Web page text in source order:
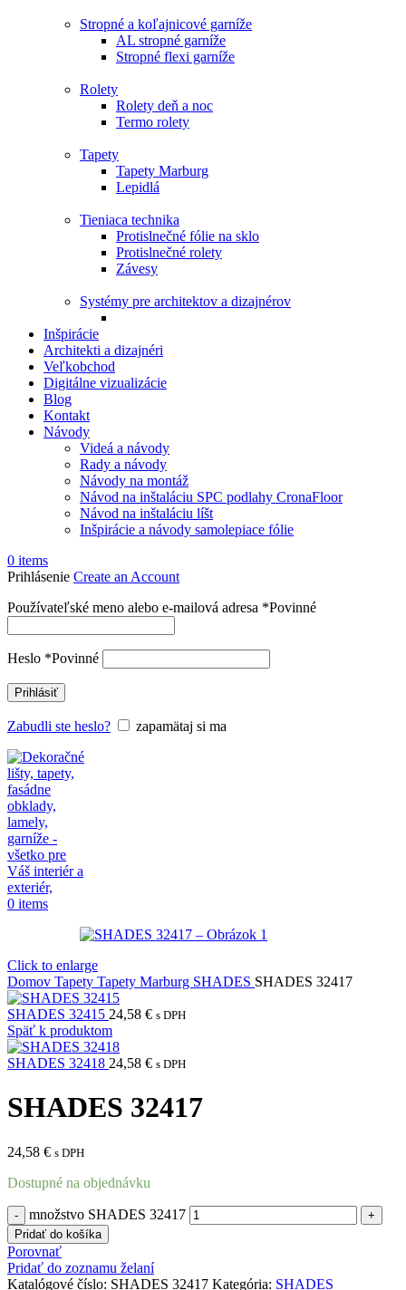
Stropné a koľajnicové garníže
AL stropné garníže
Stropné flexi garníže
Rolety
Rolety deň a noc
Termo rolety
Tapety
Tapety Marburg
Lepidlá
Tieniaca technika
Protislnečné fólie na sklo
Protislnečné rolety
Závesy
Systémy pre architektov a dizajnérov
Inšpirácie
Architekti a dizajnéri
Veľkobchod
Digitálne vizualizácie
Blog
Kontakt
Návody
Videá a návody
Rady a návody
Návody na montáž
Návod na inštaláciu SPC podlahy CronaFloor
Návod na inštaláciu líšt
Inšpirácie a návody samolepiace fólie
0 items
Prihlásenie Create an Account
Používateľské meno alebo e-mailová adresa *Povinné
Heslo *Povinné
Prihlásiť
Zabudli ste heslo? zapamätaj si ma
0 items
Click to enlarge
Domov Tapety Tapety Marburg SHADES SHADES 32417
SHADES 32415 24,58 € s DPH
Späť k produktom
SHADES 32418 24,58 € s DPH
SHADES 32417
24,58 € s DPH
Dostupné na objednávku
množstvo SHADES 32417
Pridať do košíka
Porovnať
Pridať do zoznamu želaní
Katalógové číslo: SHADES 32417 Kategória: SHADES